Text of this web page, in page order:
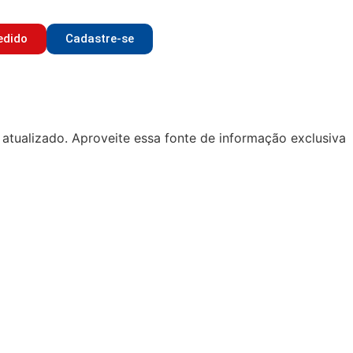
Cadastre-se
Aproveite essa fonte de informação exclusiva